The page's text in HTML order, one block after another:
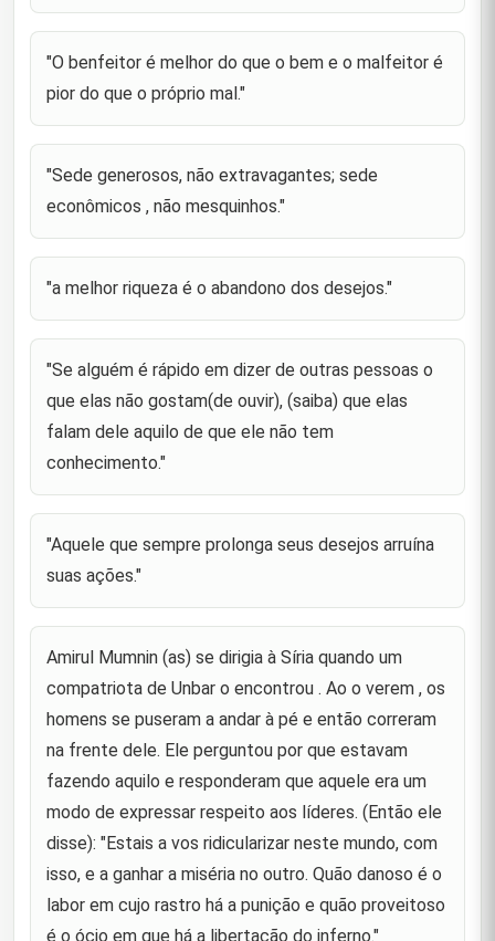
"O benfeitor é melhor do que o bem e o malfeitor é
pior do que o próprio mal."
32
33 "a melhor riqueza é o abandono dos desejos."
34
"Se alguém é rápido em dizer de outras pessoas o
que elas não gostam(de ouvir), (saiba) que elas
falam dele aquilo de que ele não tem
conhecimento."
35
"Aquele que sempre prolonga seus desejos arruína
36
Amirul Mumnin (as) se dirigia à Síria quando um
compatriota de Unbar o encontrou . Ao o verem , os
homens se puseram a andar à pé e então correram
na frente del
37
Príncipe dos Fiéis (as) disse para seu filho
Hassan(as) : "Ó filho meu, aprende quatro coisas
de mim. Nada te fará mal, se as praticares. A mais
38
"As numerosas orações (voluntárias) não poderão
ocasionar a proximidade de Deus se obliterarem as
obrigatórias."
"a língua do sábio está por trás do seu coração e o
coração do tolo está por trás da sua língua."
40
língua do sábio é o seu coração." ( o significado de
ambos os dizeres são os mesmos).
41
Príncipe dos Fiéis(as) disse para um companheiro
durante a enfermidade deste :"Que Deus faça da
"O benfeitor é melhor do que o bem e o malfeitor é
pior do que o próprio mal."
"Sede generosos, não extravagantes; sede
econômicos , não mesquinhos."
"a melhor riqueza é o abandono dos desejos."
"Se alguém é rápido em dizer de outras pessoas o
que elas não gostam(de ouvir), (saiba) que elas
falam dele aquilo de que ele não tem
conhecimento."
"Aquele que sempre prolonga seus desejos arruína
suas ações."
Amirul Mumnin (as) se dirigia à Síria quando um
compatriota de Unbar o encontrou . Ao o verem , os
homens se puseram a andar à pé e então correram
na frente dele. Ele perguntou por que estavam
fazendo aquilo e responderam que aquele era um
modo de expressar respeito aos líderes. (Então ele
disse): "Estais a vos ridicularizar neste mundo, com
isso, e a ganhar a miséria no outro. Quão danoso é o
labor em cujo rastro há a punição e quão proveitoso
é o ócio em que há a libertação do inferno."